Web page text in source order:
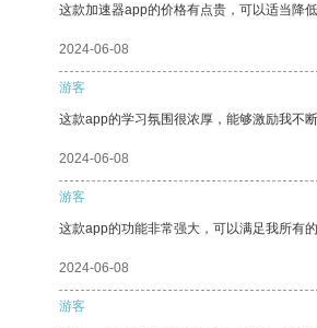
这款加速器app的价格有点贵，可以适当降
2024-06-08
游客
这款app的学习氛围很浓厚，能够激励我不
2024-06-08
游客
这款app的功能非常强大，可以满足我所有
2024-06-08
游客